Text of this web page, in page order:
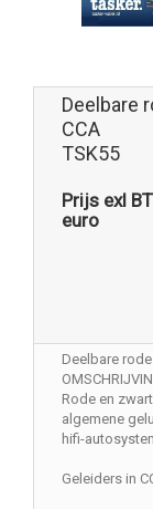
Deelbare
CCA
TSK55
Prijs exl
euro
Deelbare
Rode en
algemene
hifi-
Geleiders in